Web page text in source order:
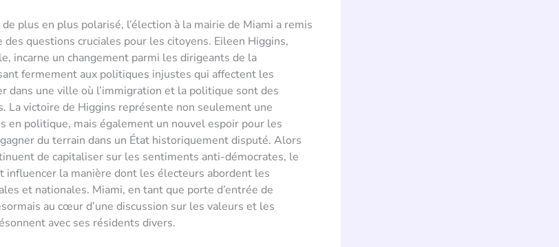
plus en plus polarisé, l’élection à la mairie de Miami a remis
des questions cruciales pour les citoyens. Eileen Higgins,
incarne un changement parmi les dirigeants de la
fermement aux politiques injustes qui affectent les
dans une ville où l’immigration et la politique sont des
La victoire de Higgins représente non seulement une
en politique, mais également un nouvel espoir pour les
du terrain dans un État historiquement disputé. Alors
de capitaliser sur les sentiments anti-démocrates, le
influencer la manière dont les électeurs abordent les
et nationales. Miami, en tant que porte d’entrée de
au cœur d’une discussion sur les valeurs et les
avec ses résidents divers.